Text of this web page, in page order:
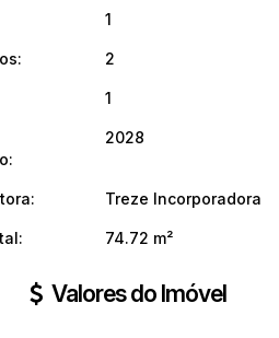
1
2
1
2028
Treze Incorporadora
74.72 m²
Valores do Imóvel